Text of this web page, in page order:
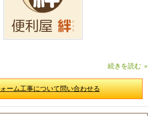
続きを読む »
ーム工事について問い合わせる